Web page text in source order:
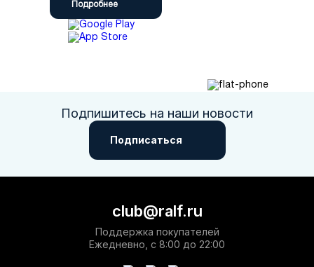
Подробнее
Подпишитесь на наши новости
Подписаться
club@ralf.ru
Поддержка покупателей
Ежедневно, с 8:00 до 22:00